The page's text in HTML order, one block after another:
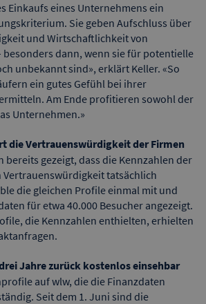
Einkaufs eines Unternehmens ein
Sie geben Aufschluss über
und Wirtschaftlichkeit von
besonders dann, wenn sie für potentielle
unbekannt sind», erklärt Keller. «So
ein gutes Gefühl bei ihrer
Am Ende profitieren sowohl der
Unternehmen.»
die Vertrauenswürdigkeit der Firmen
bereits gezeigt, dass die Kennzahlen der
tatsächlich
die gleichen Profile einmal mit und
für etwa 40.000 Besucher angezeigt.
die Kennzahlen enthielten, erhielten
Jahre zurück kostenlos einsehbar
auf wlw, die die Finanzdaten
Seit dem 1. Juni sind die